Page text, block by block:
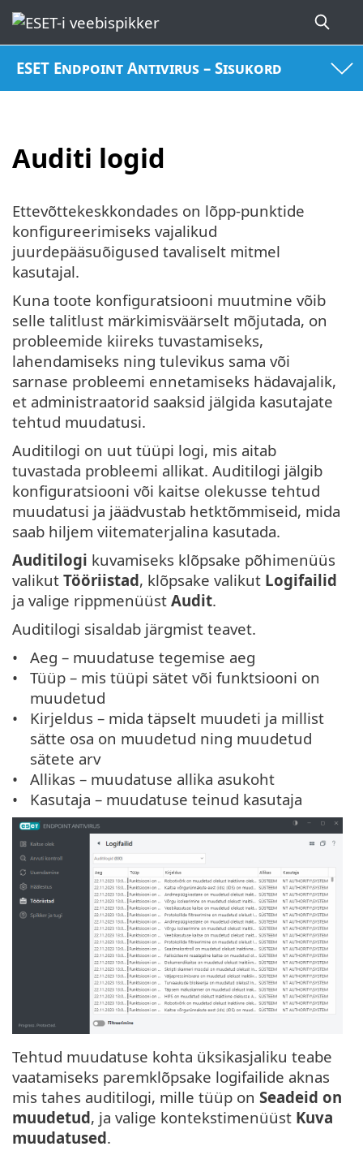
ESET Endpoint Antivirus – Sisukord
Auditi logid
Ettevõttekeskkondades on lõpp-punktide
konfigureerimiseks vajalikud
juurdepääsuõigused tavaliselt mitmel
kasutajal.
Kuna toote konfiguratsiooni muutmine võib
selle talitlust märkimisväärselt mõjutada, on
probleemide kiireks tuvastamiseks,
lahendamiseks ning tulevikus sama või
sarnase probleemi ennetamiseks hädavajalik,
et administraatorid saaksid jälgida kasutajate
tehtud muudatusi.
Auditilogi on uut tüüpi logi, mis aitab
tuvastada probleemi allikat. Auditilogi jälgib
konfiguratsiooni või kaitse olekusse tehtud
muudatusi ja jäädvustab hetktõmmiseid, mida
saab hiljem viitematerjalina kasutada.
Auditilogi kuvamiseks klõpsake põhimenüüs
valikut Tööriistad, klõpsake valikut Logifailid
ja valige rippmenüüst Audit.
Auditilogi sisaldab järgmist teavet.
Aeg – muudatuse tegemise aeg
Tüüp – mis tüüpi sätet või funktsiooni on
muudetud
Kirjeldus – mida täpselt muudeti ja millist
sätte osa on muudetud ning muudetud
sätete arv
Allikas – muudatuse allika asukoht
Kasutaja – muudatuse teinud kasutaja
Tehtud muudatuse kohta üksikasjaliku teabe
vaatamiseks paremklõpsake logifailide aknas
mis tahes auditilogi, mille tüüp on Seadeid on
muudetud, ja valige kontekstimenüüst Kuva
muudatused.